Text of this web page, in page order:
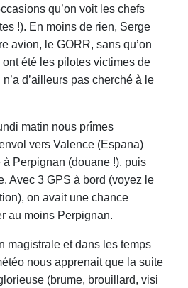
qu’on voit les chefs
!). En moins de rien, Serge
avion, le GORR, sans qu’on
été les pilotes victimes de
d’ailleurs pas cherché à le
matin nous prîmes
vers Valence (Espana)
Perpignan (douane !), puis
Avec 3 GPS à bord (voyez le
on avait une chance
au moins Perpignan.
magistrale et dans les temps
nous apprenait que la suite
(brume, brouillard, visi